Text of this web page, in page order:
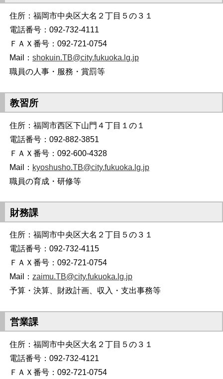
住所：福岡市中央区大名２丁目５の３１
電話番号：092-732-4111
ＦＡＸ番号：092-721-0754
Mail：shokuin.TB@city.fukuoka.lg.jp
職員の人事・服務・賞罰等
教習所
住所：福岡市西区下山門４丁目１の１
電話番号：092-882-3851
ＦＡＸ番号：092-600-4328
Mail： kyoshusho.TB@city.fukuoka.lg.jp
職員の育成・研修等
財務課
住所：福岡市中央区大名２丁目５の３１
電話番号：092-732-4115
ＦＡＸ番号：092-721-0754
Mail： zaimu.TB@city.fukuoka.lg.jp
予算・決算、財政計画、収入・支出事務等
営業課
住所：福岡市中央区大名２丁目５の３１
電話番号：092-732-4121
ＦＡＸ番号：092-721-0754